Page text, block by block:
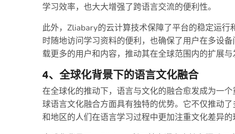
学习效率，也大大增强了跨语言交流的便利性。
此外，Zliabary的云计算技术保障了平台的稳定运
时随地访问学习资料的便利，也确保了用户在多设
载更多的用户和内容，推动其在全球范围内的扩展与
4、全球化背景下的语言文化融合
在全球化的推动下，语言与文化的融合愈发成为一
球语言文化融合方面具有独特的优势。它不仅推动
和地区的人们在语言学习过程中更加注重文化差异的